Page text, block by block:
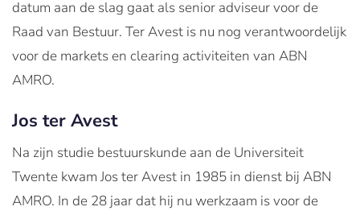
datum aan de slag gaat als senior adviseur voor de
Raad van Bestuur. Ter Avest is nu nog verantwoordelijk
voor de markets en clearing activiteiten van ABN
AMRO.
Jos ter Avest
Na zijn studie bestuurskunde aan de Universiteit
Twente kwam Jos ter Avest in 1985 in dienst bij ABN
AMRO. In de 28 jaar dat hij nu werkzaam is voor de